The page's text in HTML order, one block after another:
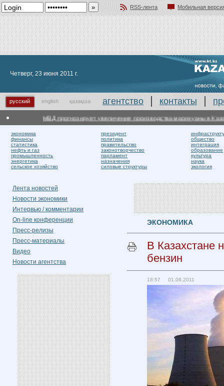
RSS-лента
Мобильная
Четверг, 23 июня 2011 г.
русский english қазақша агентство контакты
МВД прогнозирует увеличение производства марихуаны в
экономика
финансы
статистика
нефть и газ
промышленность
энергетика
сельское хозяйство
президент
политика
правительство
законотворчество
парламент
назначения
силовые структуры
общество
интеграция
образование
культура
наука
экология
Лента новостей
Новости экономики
Интервью / комментарии
On-line конференции
Пресс-релизы
Пресс-материалы
Видео
Новости агентства
ЭКОНОМИКА
В
бензин
18:57 01.06.2011